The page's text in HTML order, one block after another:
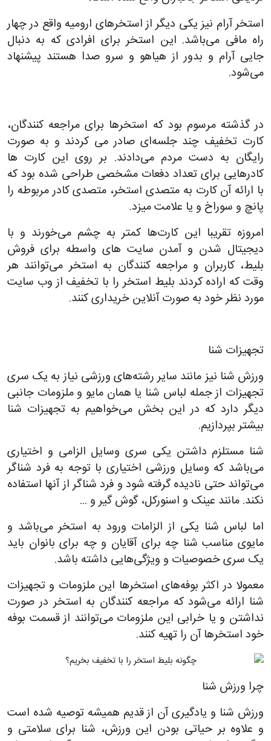
استخر آرام نیز یکی دیگر از استخرهای ارومیه واقع در چهار
راه مافی می‌باشد. این استخر برای افرادی که به دنبال
جایی آرام و بدور از هیاهو و سرو صدا هستند پیشنهاد
می‌شود.
در گذشته مرسوم بود که استخرها برای مراجعه کنندگان،
کارت تخفیف چند جلسه‌ای صادر می کردند و به صورت
رایگان به دست مردم می‌دادند. بر روی این کارت ها
کادرهایی برای تعداد دفعات مشخصی طراحی شده بود که
با ارائه آن کارت به متصدی استخر، متصدی کادر مربوطه را
پانچ و سوراخ و یا علامت میزد.
امروزه تقریبا این کارت‌ها کمتر به چشم می‌خورند و با
دیجیتال شدن و آمدن سایت های واسطه برای فروش
بلیط، کاربران و مراجعه کنندگان به استخر می‌توانند هر
وقت که اراده کردند بلیط استخر را با تخفیف از وب سایت
مورد نظر خود به صورت آنلاین خریداری کنند.
تجهیزات شنا
ورزش شنا نیز مانند سایر رشته‌های ورزشی نیاز به یک سری
تجهیزات از جمله لباس شنا یا همان مایو و ملزومات جانبی
دیگر دارد که در این بخش می‌خواهیم به تجهیزات شنا
بیشتر بپردازیم.
شنا مستلزم داشتن یکی سری وسایل الزامی و اختیاری
می‌باشد که وسایل ورزشی اختیاری با توجه به فرد شناگر
می‌تواند حتی نادیده گرفته شود و فرد شناگر از آنها استفاده
نکند. مانند عینک و اسنورکل، گوش گیر و ...
اما لباس شنا یکی از الزامات ورود به استخر می‌باشد و
مایوی مناسب شنا چه برای آقایان و چه برای بانوان باید
یک سری خصوصیات و ویژگی‌هایی داشته باشد.
معمولا در اکثر بوفه‌های استخرها این ملزومات و تجهیزات
شنا ارائه می‌شود که مراجعه کنندگان به استخر در صورت
نداشتن و یا خرابی این ملزومات می‌توانند از قسمت بوفه
خود استخرها آن را تهیه کنند.
چرا ورزش شنا
ورزش شنا و یادگیری آن از قدیم همیشه توصیه شده است
و علاوه بر حیاتی بودن این ورزش، شنا برای سلامتی و